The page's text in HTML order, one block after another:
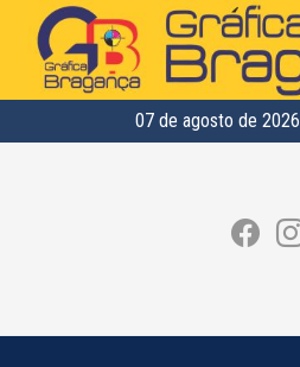
07 de agosto de 2026